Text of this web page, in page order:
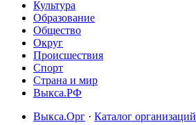
Культура
Образование
Общество
Округ
Происшествия
Спорт
Страна и мир
Выкса.РФ
Выкса.Орг · Каталог организаций